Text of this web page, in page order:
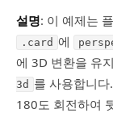
설명: 이 예제는
.card 에
에 3D 변환을 유
3d 를 사용합니
180도 회전하여